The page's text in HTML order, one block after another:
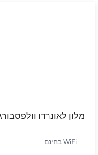
מלון לאונרדו
WiFi בחינם